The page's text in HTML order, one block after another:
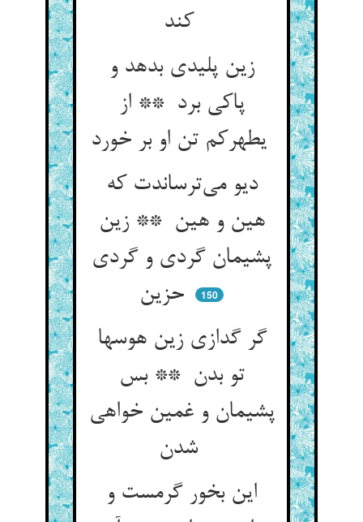
کند
زین پلیدی بدهد و
پاکی برد ** از
یطهرکم تن او بر خورد
دیو می‌ترساندت که
هین و هین ** زین
پشیمان گردی و گردی
150
گر گدازی زین هوسها
تو بدن ** بس
پشیمان و غمین خواهی
شدن
این بخور گرمست و